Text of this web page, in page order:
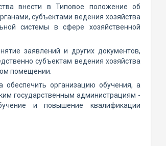
внести в Типовое положение об
субъектами ведения хозяйства
системы в сфере хозяйственной
заявлений и других документов,
субъектам ведения хозяйства
помещении.
обеспечить организацию обучения, а
государственным администрациям -
и повышение квалификации